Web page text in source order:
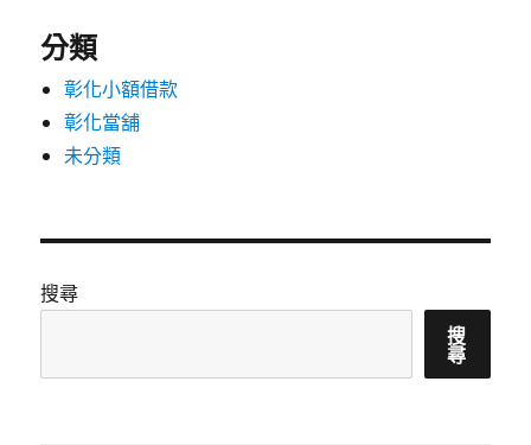
分類
彰化小額借款
彰化當舖
未分類
搜尋
搜
尋